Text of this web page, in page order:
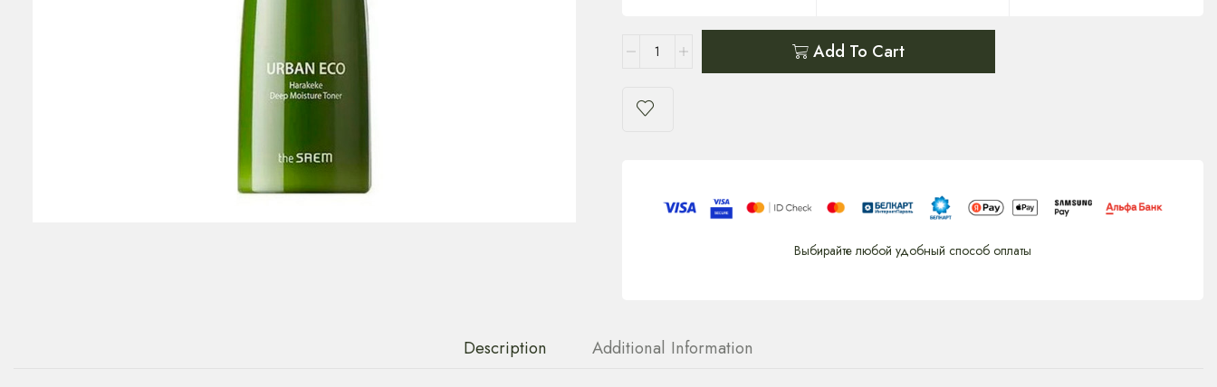
Add To Cart
Выбирайте любой удобный способ оплаты
Description Additional Information